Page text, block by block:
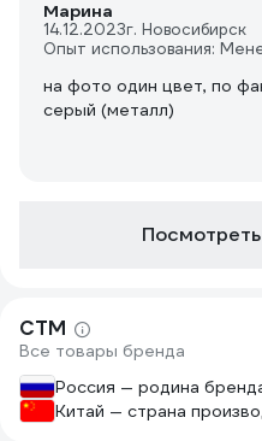
Марина
14.12.2023г. Новосибирск
Опыт использования:
на фото один цвет, по
серый (металл)
СТМ
Все товары бренда
Россия — родина
Китай — страна